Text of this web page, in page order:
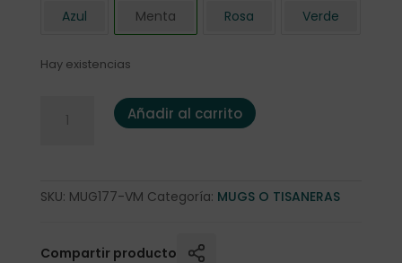
Azul
Menta Rosa Verde
Hay existencias
Tisanera "Hitobito" 0,3l. Fine Bone China VERDE MENTA
Añadir al carrito
SKU: MUG177-VM Categoría: MUGS O TISANERAS
Compartir producto